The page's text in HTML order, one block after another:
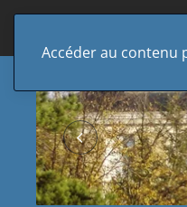
Accéder au contenu